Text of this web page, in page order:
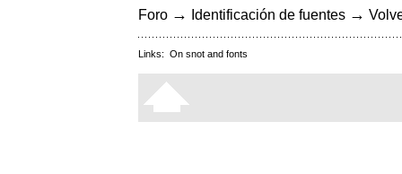
Foro → Identificación de fuentes →
Links: On snot and fonts